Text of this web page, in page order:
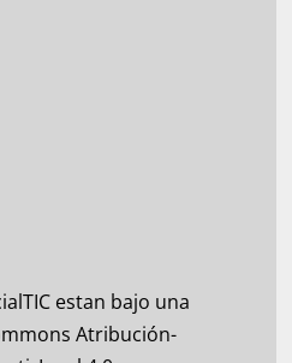
estan bajo una
Atribución-